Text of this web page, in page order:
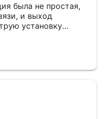
была не простая,
и выход
установку
Надеюсь,